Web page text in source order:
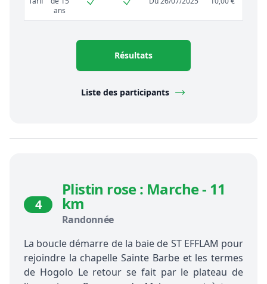
ans
Résultats
Liste des participants
4
Plistin rose : Marche - 11
km
Randonnée
La boucle démarre de la baie de ST EFFLAM pour
rejoindre la chapelle Sainte Barbe et les termes
de Hogolo Le retour se fait par le plateau de